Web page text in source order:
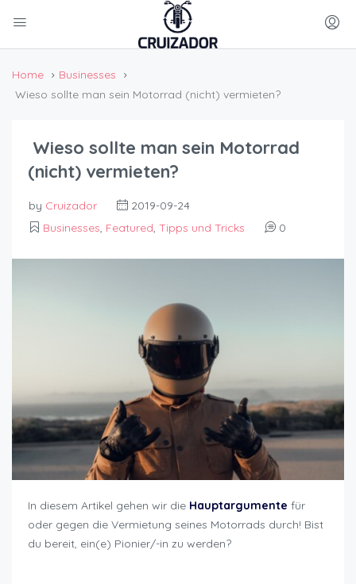
Home
Businesses
Wieso sollte man sein Motorrad (nicht) vermieten?
Wieso sollte man sein Motorrad
(nicht) vermieten?
by Cruizador
2019-09-24
Businesses, Featured, Tipps und Tricks 0
In diesem Artikel gehen wir die Hauptargumente für
oder gegen die Vermietung seines Motorrads durch! Bist
du bereit, ein(e) Pionier/-in zu werden?